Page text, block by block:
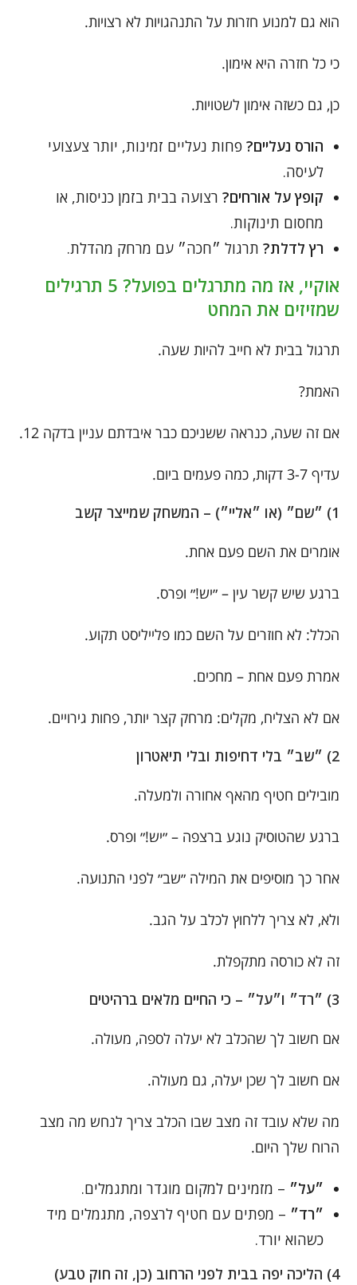
הוא גם למנוע חזרות על התנהגויות לא רצויות.
כי כל חזרה היא אימון.
כן, גם כשזה אימון לשטויות.
הורס נעליים? פחות נעליים זמינות, יותר צעצועי
לעיסה.
קופץ על אורחים? רצועה בבית בזמן כניסות, או
מחסום תינוקות.
רץ לדלת? תרגול ״חכה״ עם מרחק מהדלת.
אוקיי, אז מה מתרגלים בפועל? 5 תרגילים
שמזיזים את המחט
תרגול בבית לא חייב להיות שעה.
האמת?
אם זה שעה, כנראה ששניכם כבר איבדתם עניין בדקה 12.
עדיף 3-7 דקות, כמה פעמים ביום.
1) ״שם״ (או ״אליי״) – המשחק שמייצר קשב
אומרים את השם פעם אחת.
ברגע שיש קשר עין – ״יש!״ ופרס.
הכלל: לא חוזרים על השם כמו פלייליסט תקוע.
אמרת פעם אחת – מחכים.
אם לא הצליח, מקלים: מרחק קצר יותר, פחות גירויים.
2) ״שב״ בלי דחיפות ובלי תיאטרון
מובילים חטיף מהאף אחורה ולמעלה.
ברגע שהטוסיק נוגע ברצפה – ״יש!״ ופרס.
אחר כך מוסיפים את המילה ״שב״ לפני התנועה.
ולא, לא צריך ללחוץ לכלב על הגב.
זה לא כורסה מתקפלת.
3) ״רד״ ו״על״ – כי החיים מלאים ברהיטים
אם חשוב לך שהכלב לא יעלה לספה, מעולה.
אם חשוב לך שכן יעלה, גם מעולה.
מה שלא עובד זה מצב שבו הכלב צריך לנחש מה מצב
הרוח שלך היום.
״על״ – מזמינים למקום מוגדר ומתגמלים.
״רד״ – מפתים עם חטיף לרצפה, מתגמלים מיד
כשהוא יורד.
4) הליכה יפה בבית לפני הרחוב (כן, זה חוק טבע)